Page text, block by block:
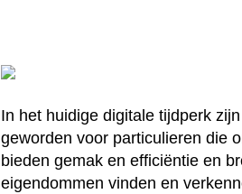
In het huidige digitale tijdperk
geworden voor particulieren die
bieden gemak en efficiëntie en
eigendommen vinden en